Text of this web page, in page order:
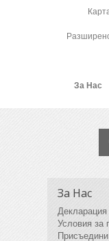
За Нас
За Нас
Декларация
Условия за